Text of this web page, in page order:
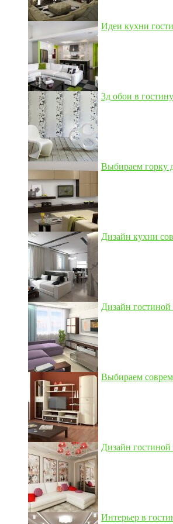
Идеи кухни
3д обои в
Выбираем горку
Дизайн кухни
Дизайн
Выбираем
Дизайн
Интерьер в